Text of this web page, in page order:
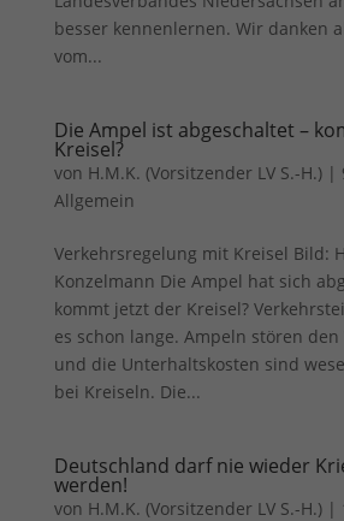
besser kennenlernen. Wir danken
vom...
Die Ampel ist abgeschaltet –
Kreisel?
von H.M.K. (Vorsitzender LV S.-H.)|
Allgemein
Verkehrsregelung mit Kreisel Bild:
Konzelmann Die Ampel hat sich
kommt jetzt der Kreisel?
es schon lange. Ampeln stören den
und die Unterhaltskosten sind
bei Kreiseln. Die...
Deutschland darf nie wieder
werden!
von H.M.K. (Vorsitzender LV S.-H.)|
Sie können Ihre Einwilligung zu ganzen
bestimmte Cookies auswählen.
Alle akzeptieren
Zurück
Datenschutzeinstellungen
Essenziell (1)
Essenzielle Cookies ermöglichen
die einwandfreie Funktion der Website
Cookie-Informationen
Externe Medien (7)
Inhalte von Videoplattformen und Social-
Einwilligung mehr.
Cookie-Informationen